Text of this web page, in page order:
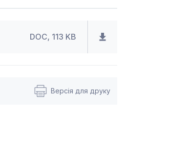
DOC, 113 KB
Версія для друку